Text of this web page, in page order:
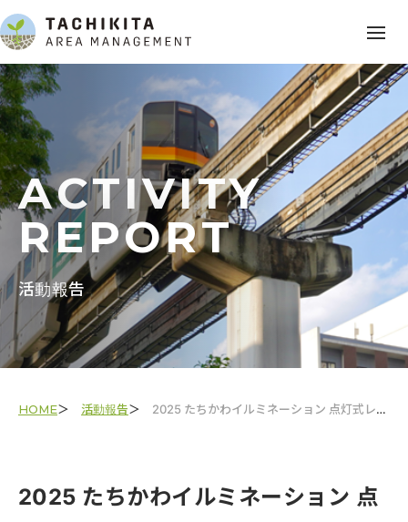
ACTIVITY
REPORT
活動報告
HOME 活動報告 2025 たちかわイルミネーション 点灯式レポート
2025 たちかわイルミネーション 点